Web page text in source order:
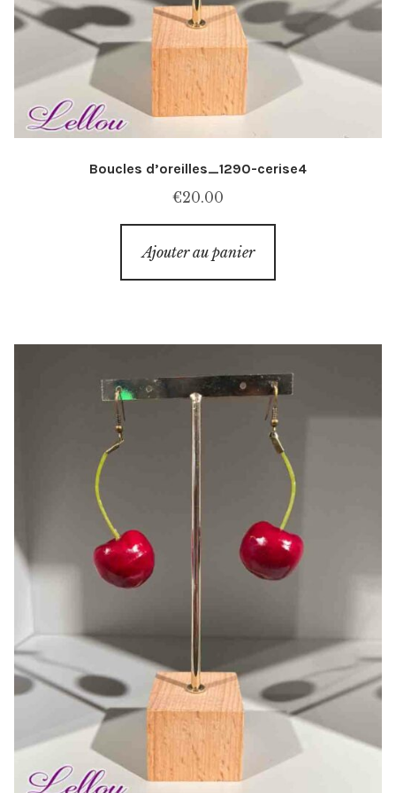
Boucles d’oreilles_1290-cerise4
€20.00
Ajouter au panier